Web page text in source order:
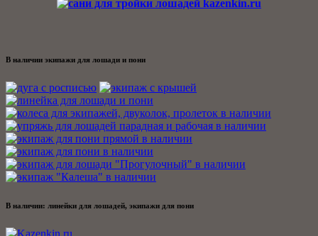
В наличии экипажи для лошади и пони
В наличии: линейки для лошадей, экипажи для пони